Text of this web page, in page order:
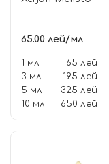
65.00 лей/мл
1 мл 65 лей
3 мл
195 лей
5 мл
325 лей
10 мл
650 лей